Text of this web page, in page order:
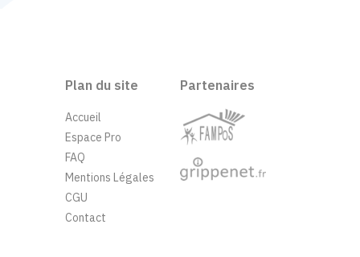
Plan du site
Accueil
Espace Pro
FAQ
Mentions Légales
CGU
Contact
Partenaires